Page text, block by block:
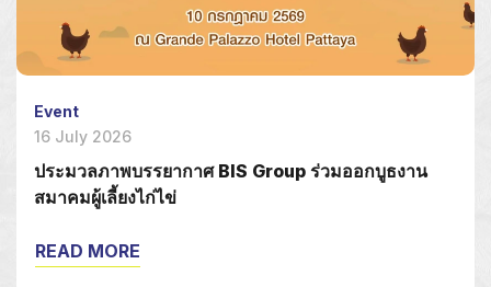
Event
16 July 2026
ประมวลภาพบรรยากาศ BIS Group ร่วมออกบูธงาน
สมาคมผู้เลี้ยงไก่ไข่
READ MORE